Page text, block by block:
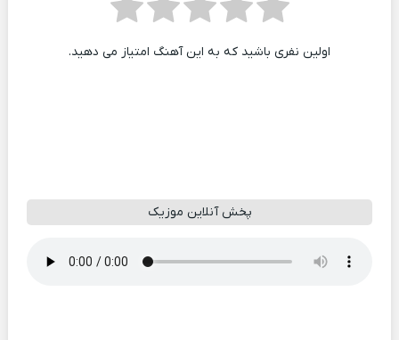
اولین نفری باشید که به این آهنگ امتیاز می دهید.
پخش آنلاین موزیک